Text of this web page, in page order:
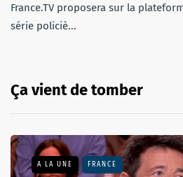
France.TV proposera sur la
série policiè...
Ça vient de tomber
A LA UNE FRANCE